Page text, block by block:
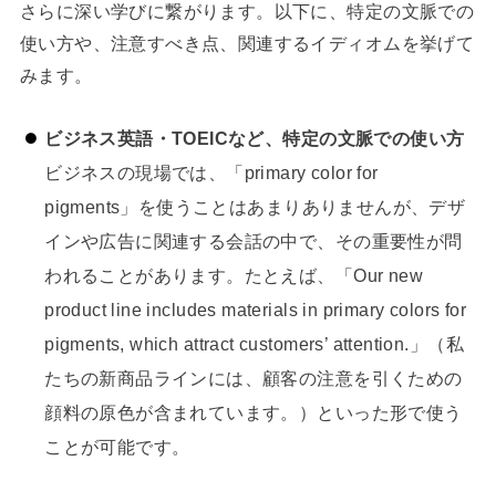
さらに深い学びに繋がります。以下に、特定の文脈での
使い方や、注意すべき点、関連するイディオムを挙げて
みます。
ビジネス英語・TOEICなど、特定の文脈での使い方
ビジネスの現場では、「primary color for
pigments」を使うことはあまりありませんが、デザ
インや広告に関連する会話の中で、その重要性が問
われることがあります。たとえば、「Our new
product line includes materials in primary colors for
pigments, which attract customers’ attention.」（私
たちの新商品ラインには、顧客の注意を引くための
顔料の原色が含まれています。）といった形で使う
ことが可能です。